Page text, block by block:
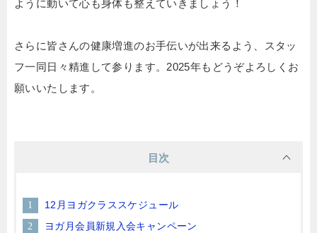
ように動いて心も身体も整えていきましょう！
さらに皆さんの健康増進のお手伝いが出来るよう、スタッ
フ一同日々精進して参ります。2025年もどうぞよろしくお
願いいたします。
目次
12月ヨガクラススケジュール
ヨガ月会員新規入会キャンペーン